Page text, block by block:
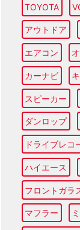
TOYOTA
アウトドア
エアコン
カーナビ
スピーカー
ダンロップ
ドライブレコ
ハイエース
フロントガラ
マフラー